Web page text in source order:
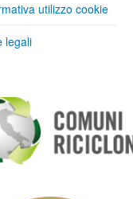
utilizzo cookie
legali